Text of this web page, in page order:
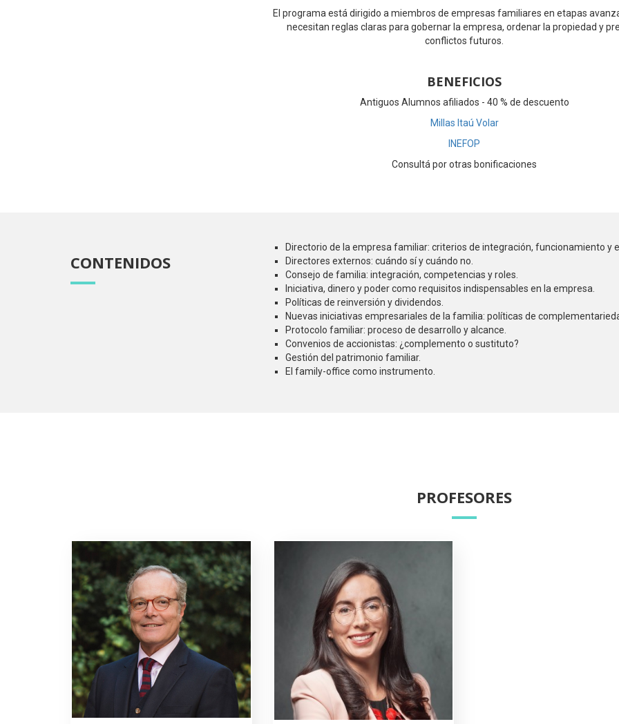
El programa está dirigido a miembros de empresas familiares en etapas
necesitan reglas claras para gobernar la empresa, ordenar la propiedad y
conflictos futuros.
BENEFICIOS
Antiguos Alumnos afiliados - 40 % de descuento
Millas Itaú Volar
INEFOP
Consultá por otras bonificaciones
CONTENIDOS
Directorio de la empresa familiar: criterios de integración, funcionamiento y
Directores externos: cuándo sí y cuándo no.
Consejo de familia: integración, competencias y roles.
Iniciativa, dinero y poder como requisitos indispensables en la empresa.
Políticas de reinversión y dividendos.
Nuevas iniciativas empresariales de la familia: políticas de
Protocolo familiar: proceso de desarrollo y alcance.
Convenios de accionistas: ¿complemento o sustituto?
Gestión del patrimonio familiar.
El family-office como instrumento.
PROFESORES